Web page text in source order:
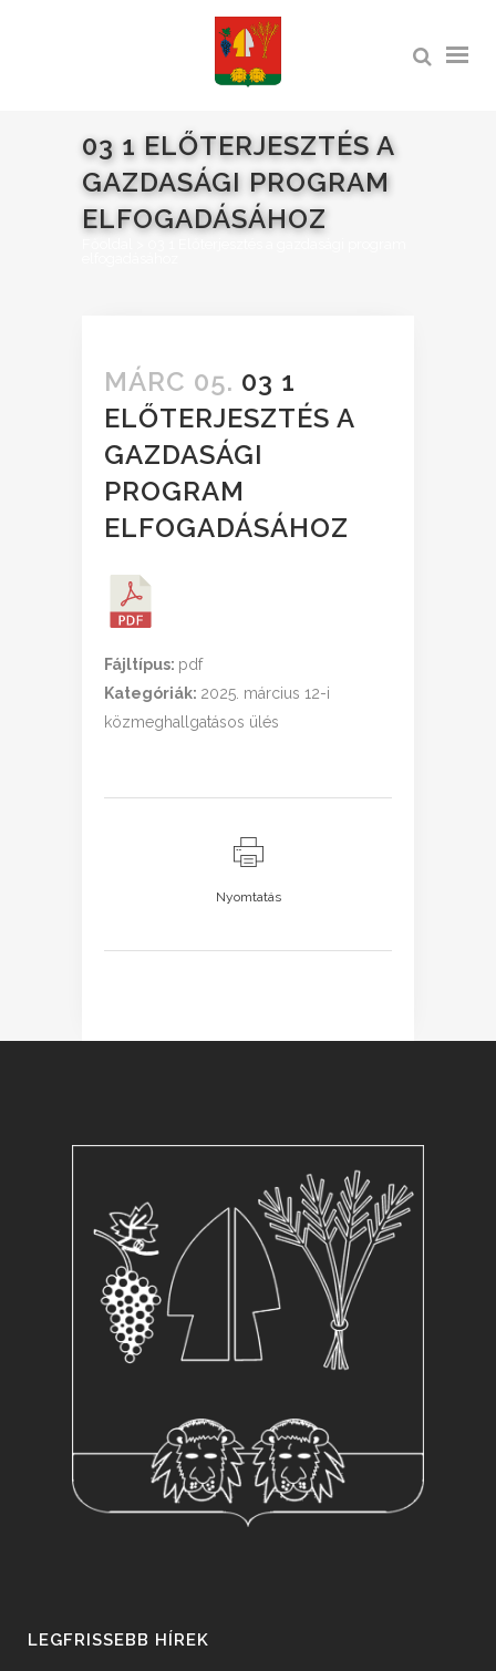
03 1 ELŐTERJESZTÉS A
GAZDASÁGI PROGRAM
ELFOGADÁSÁHOZ
MÁRC 05. 03 1
ELŐTERJESZTÉS A
GAZDASÁGI
PROGRAM
ELFOGADÁSÁHOZ
Fájltípus: pdf
Kategóriák: 2025. március 12-i
közmeghallgatásos ülés
Nyomtatás
LEGFRISSEBB HÍREK